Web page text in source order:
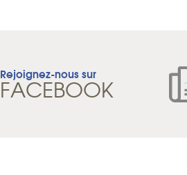
Rejoignez-nous sur
FACEBOOK